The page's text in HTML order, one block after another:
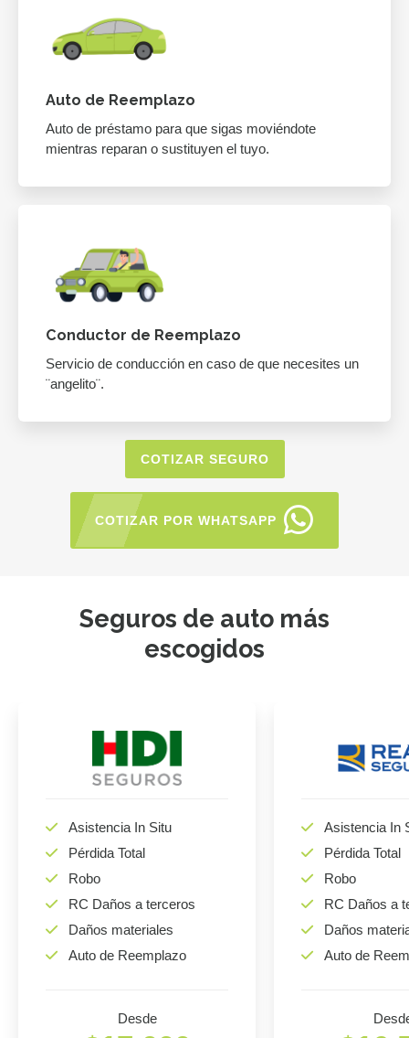
Auto de Reemplazo
Auto de préstamo para que sigas moviéndote
mientras reparan o sustituyen el tuyo.
Conductor de Reemplazo
Servicio de conducción en caso de que necesites un
¨angelito¨.
COTIZAR SEGURO
COTIZAR POR WHATSAPP
Seguros de auto más
escogidos
Asistencia In Situ
Pérdida Total
Robo
RC Daños a terceros
Daños materiales
Auto de Reemplazo
Desde
Asistencia In
Pérdida Total
Robo
RC Daños a
Daños
Auto de